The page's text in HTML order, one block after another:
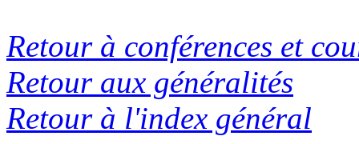
Retour à conférences et
Retour aux généralités
Retour à l'index général